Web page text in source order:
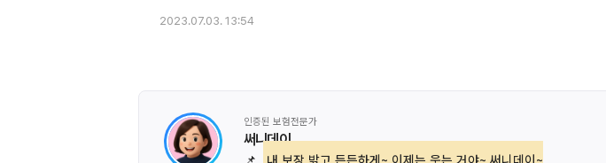
2023.07.03. 13:54
인증된 보험전문가
써니데이